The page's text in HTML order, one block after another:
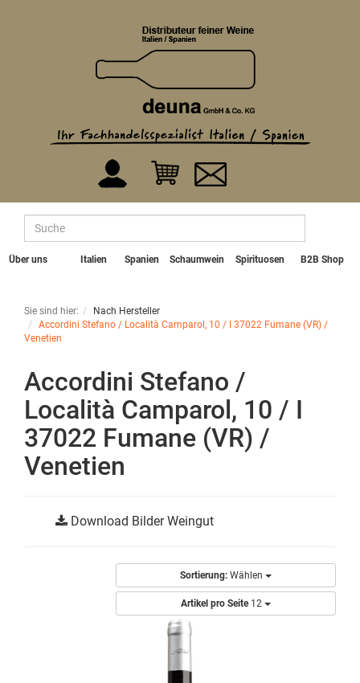
Über uns Italien Spanien Schaumwein Spirituosen B2B Shop
Sie sind hier:
Nach Hersteller
Accordini Stefano / Località Camparol, 10 / I 37022 Fumane (VR) /
Venetien
Accordini Stefano /
Località Camparol, 10 / I
37022 Fumane (VR) /
Venetien
Download Bilder Weingut
Sortierung: Wählen
Artikel pro Seite 12